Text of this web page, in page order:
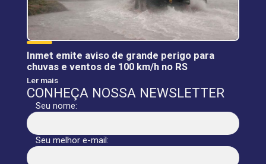
Inmet emite aviso de grande perigo para
chuvas e ventos de 100 km/h no RS
Ler mais
CONHEÇA NOSSA NEWSLETTER
Seu nome:
Seu melhor e-mail: